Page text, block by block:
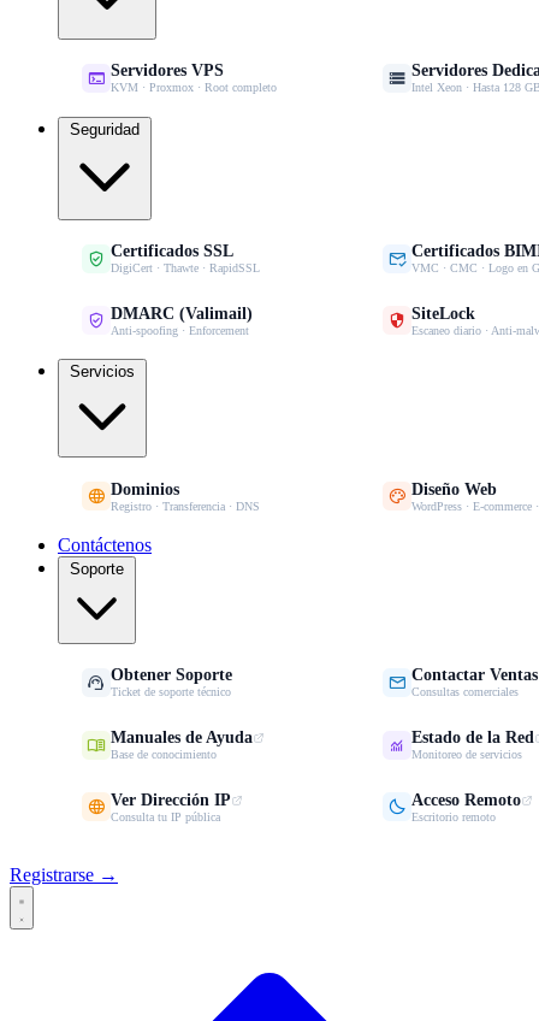
 Servidores VPS
KVM · Proxmox · Root completo  Servidores
Intel Xeon · Hasta 128
Seguridad
 Certificados SSL
DigiCert · Thawte · RapidSSL  Certificados
VMC · CMC · Logo en
 DMARC (Valimail)
Anti-spoofing · Enforcement  SiteLock
Escaneo diario · Anti-
Servicios
 Dominios
Registro · Transferencia · DNS  Diseño Web
WordPress · E-commerce
Contáctenos
Soporte
 Obtener Soporte
Ticket de soporte técnico  Contactar Ventas
Consultas comerciales
 Manuales de Ayuda
Base de conocimiento  Estado de la Red
Monitoreo de servicios
 Ver Dirección IP
Consulta tu IP pública  Acceso Remoto
Escritorio remoto
Registrarse →